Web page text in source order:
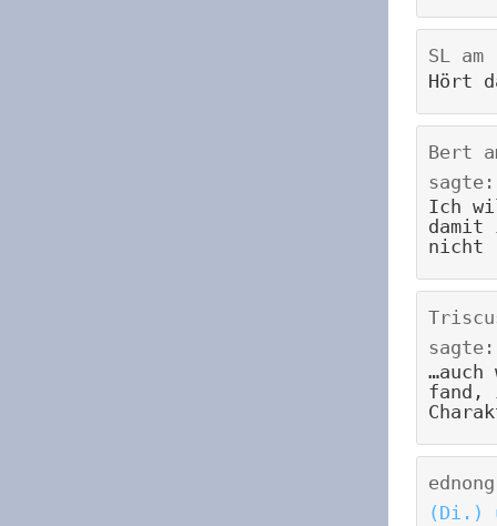
SL am
Hört
Bert
sagte:
Ich
damit
nicht
sagte:
…auch
fand,
(Di.)